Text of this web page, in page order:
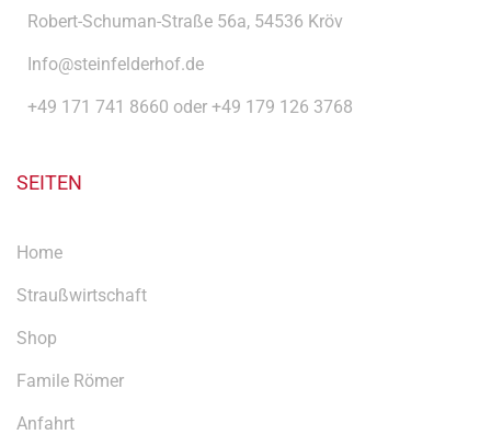
Robert-Schuman-Straße 56a, 54536 Kröv
Info@steinfelderhof.de
+49 171 741 8660 oder +49 179 126 3768
SEITEN
Home
Straußwirtschaft
Shop
Famile Römer
Anfahrt